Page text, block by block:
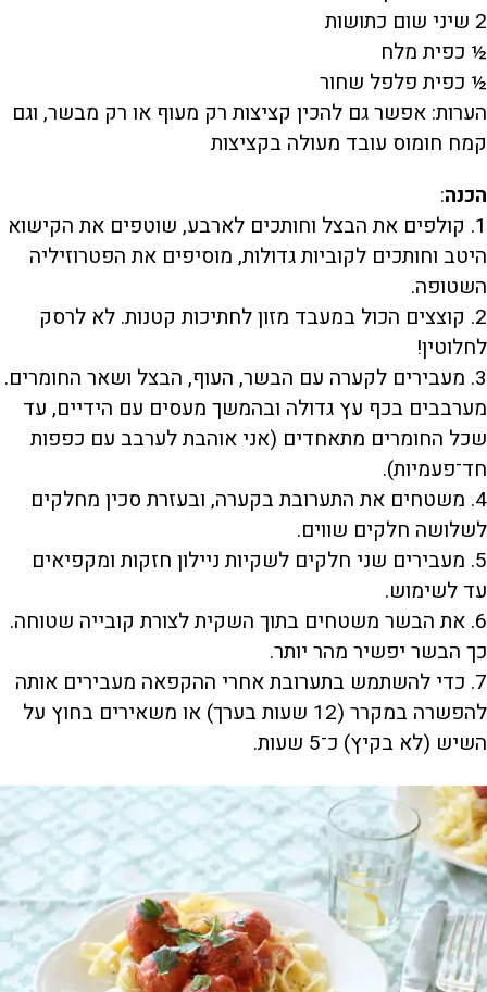
2 שיני שום כתושות
½ כפית מלח
½ כפית פלפל שחור
הערות: אפשר גם להכין קציצות רק מעוף או רק מבשר, וגם
קמח חומוס עובד מעולה בקציצות
הכנה:
1. קולפים את הבצל וחותכים לארבע, שוטפים את הקישוא
היטב וחותכים לקוביות גדולות, מוסיפים את הפטרוזיליה
השטופה.
2. קוצצים הכול במעבד מזון לחתיכות קטנות. לא לרסק
לחלוטין!
3. מעבירים לקערה עם הבשר, העוף, הבצל ושאר החומרים.
מערבבים בכף עץ גדולה ובהמשך מעסים עם הידיים, עד
שכל החומרים מתאחדים (אני אוהבת לערבב עם כפפות
חד־פעמיות).
4. משטחים את התערובת בקערה, ובעזרת סכין מחלקים
לשלושה חלקים שווים.
5. מעבירים שני חלקים לשקיות ניילון חזקות ומקפיאים
עד לשימוש.
6. את הבשר משטחים בתוך השקית לצורת קובייה שטוחה.
כך הבשר יפשיר מהר יותר.
7. כדי להשתמש בתערובת אחרי ההקפאה מעבירים אותה
להפשרה במקרר (12 שעות בערך) או משאירים בחוץ על
השיש (לא בקיץ) כ־5 שעות.